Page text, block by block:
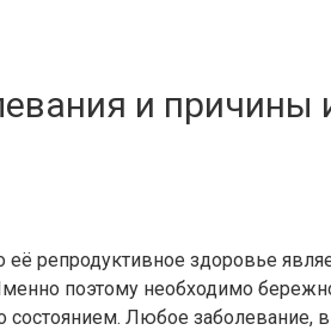
и причины
репродуктивное здоровье
поэтому необходимо
состоянием. Любое заболевание,